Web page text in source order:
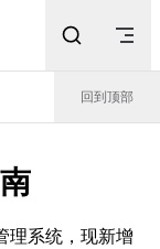
回到顶部
理系统，现新增